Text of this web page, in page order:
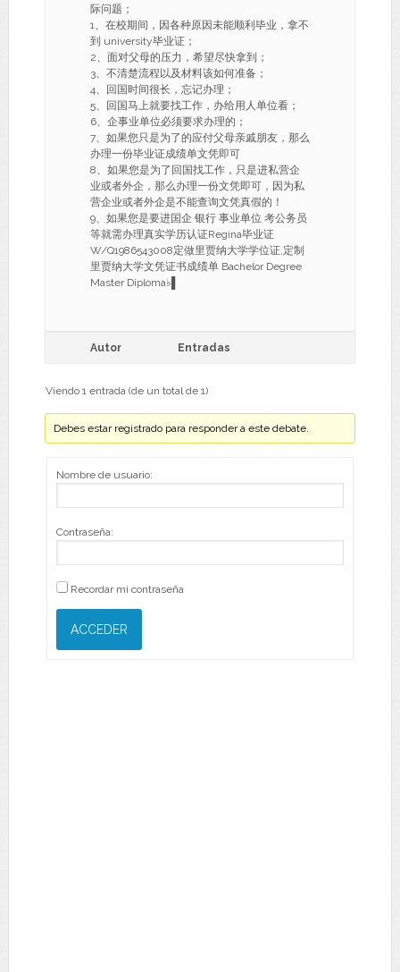
际问题；
1、在校期间，因各种原因未能顺利毕业，拿不
到 university毕业证；
2、面对父母的压力，希望尽快拿到；
3、不清楚流程以及材料该如何准备；
4、回国时间很长，忘记办理；
5、回国马上就要找工作，办给用人单位看；
6、企事业单位必须要求办理的；
7、如果您只是为了的应付父母亲戚朋友，那么
办理一份毕业证成绩单文凭即可
8、如果您是为了回国找工作，只是进私营企
业或者外企，那么办理一份文凭即可，因为私
营企业或者外企是不能查询文凭真假的！
9、如果您是要进国企 银行 事业单位 考公务员
等就需办理真实学历认证Regina毕业证
W/Q1986543008定做里贾纳大学学位证,定制
里贾纳大学文凭证书成绩单 Bachelor Degree
Master Diploma♭▌
Autor Entradas
Viendo 1 entrada (de un total de 1)
Debes estar registrado para responder a este debate.
Nombre de usuario:
Contraseña:
Recordar mi contraseña
ACCEDER